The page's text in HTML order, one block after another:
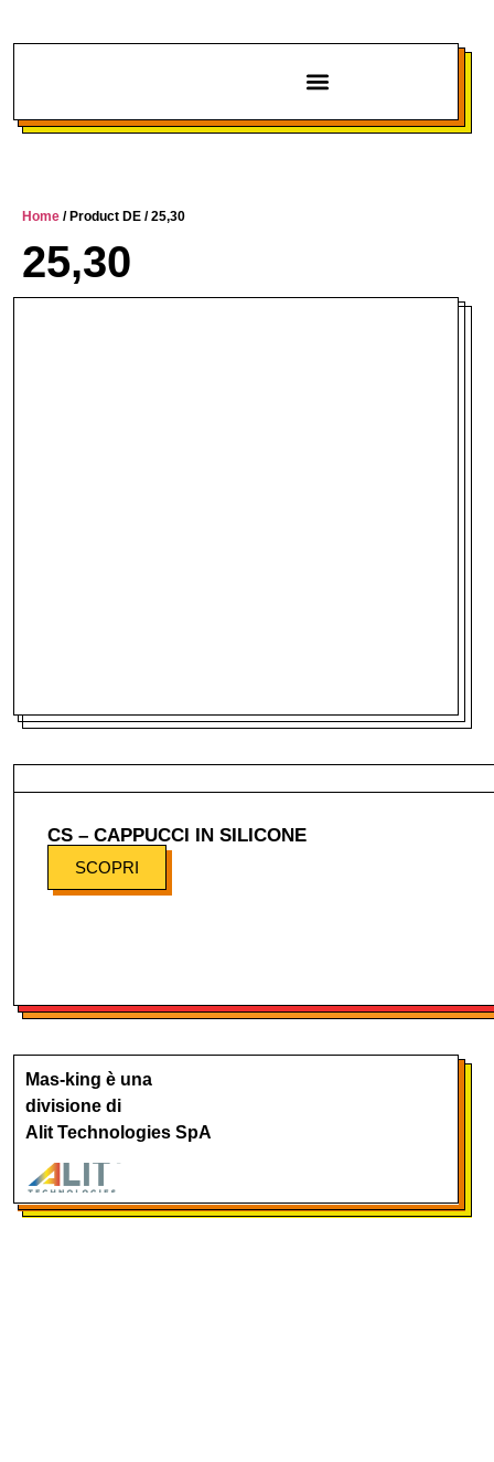
Home / Product DE / 25,30
25,30
CS – CAPPUCCI IN SILICONE
SCOPRI
Mas-king è una
divisione di
Alit Technologies SpA